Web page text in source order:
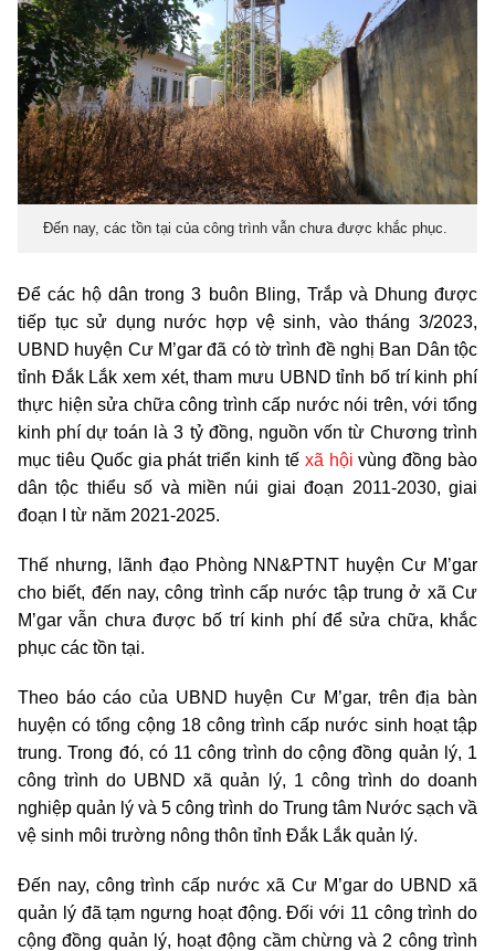
Đến nay, các tồn tại của công trình vẫn chưa được khắc phục.
Để các hộ dân trong 3 buôn Bling, Trắp và Dhung được
tiếp tục sử dụng nước hợp vệ sinh, vào tháng 3/2023,
UBND huyện Cư M’gar đã có tờ trình đề nghị Ban Dân tộc
tỉnh Đắk Lắk xem xét, tham mưu UBND tỉnh bố trí kinh phí
thực hiện sửa chữa công trình cấp nước nói trên, với tổng
kinh phí dự toán là 3 tỷ đồng, nguồn vốn từ Chương trình
mục tiêu Quốc gia phát triển kinh tế xã hội vùng đồng bào
dân tộc thiểu số và miền núi giai đoạn 2011-2030, giai
đoạn I từ năm 2021-2025.
Thế nhưng, lãnh đạo Phòng NN&PTNT huyện Cư M’gar
cho biết, đến nay, công trình cấp nước tập trung ở xã Cư
M’gar vẫn chưa được bố trí kinh phí để sửa chữa, khắc
phục các tồn tại.
Theo báo cáo của UBND huyện Cư M’gar, trên địa bàn
huyện có tổng cộng 18 công trình cấp nước sinh hoạt tập
trung. Trong đó, có 11 công trình do cộng đồng quản lý, 1
công trình do UBND xã quản lý, 1 công trình do doanh
nghiệp quản lý và 5 công trình do Trung tâm Nước sạch vầ
vệ sinh môi trường nông thôn tỉnh Đắk Lắk quản lý.
Đến nay, công trình cấp nước xã Cư M’gar do UBND xã
quản lý đã tạm ngưng hoạt động. Đối với 11 công trình do
cộng đồng quản lý, hoạt động cầm chừng và 2 công trình